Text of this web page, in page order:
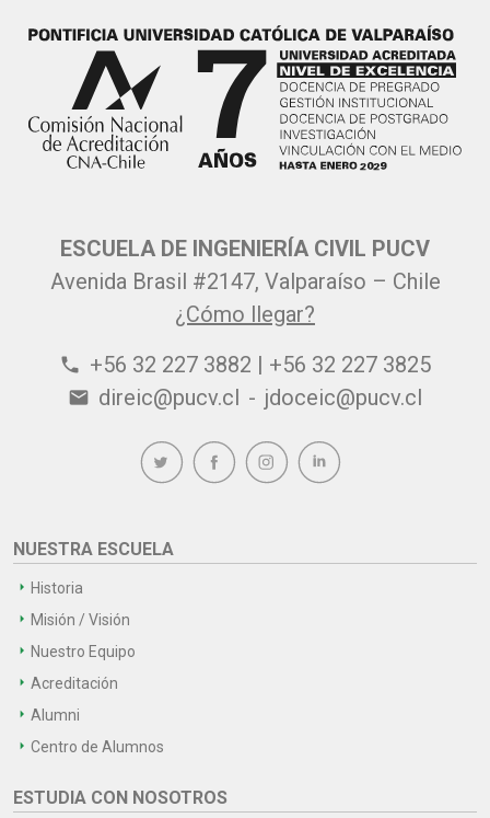
ESCUELA DE INGENIERÍA CIVIL PUCV
Avenida Brasil #2147, Valparaíso – Chile
¿Cómo llegar?
phone +56 32 227 3882 | +56 32 227 3825
email direic@pucv.cl - jdoceic@pucv.cl
NUESTRA ESCUELA
Historia
Misión / Visión
Nuestro Equipo
Acreditación
Alumni
Centro de Alumnos
ESTUDIA CON NOSOTROS